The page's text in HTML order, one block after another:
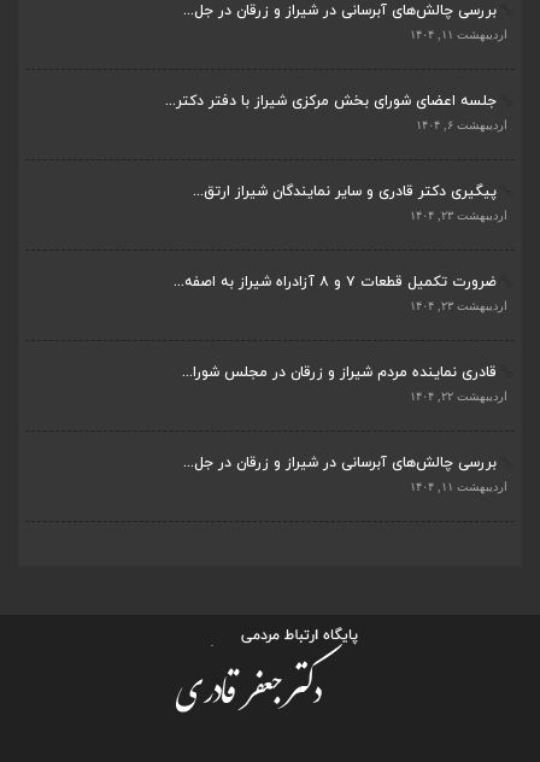
بررسی چالش‌های آبرسانی در شیراز و زرقان در جل...
اردیبهشت ۱۱, ۱۴۰۴
جلسه اعضای شورای بخش مرکزی شیراز با دفتر دکتر...
اردیبهشت ۶, ۱۴۰۴
پیگیری دکتر قادری و سایر نمایندگان شیراز ارتق...
اردیبهشت ۲۳, ۱۴۰۴
ضرورت تکمیل قطعات ۷ و ۸ آزادراه شیراز به اصفه...
اردیبهشت ۲۳, ۱۴۰۴
قادری نماینده مردم شیراز و زرقان در مجلس شورا...
اردیبهشت ۲۲, ۱۴۰۴
بررسی چالش‌های آبرسانی در شیراز و زرقان در جل...
اردیبهشت ۱۱, ۱۴۰۴